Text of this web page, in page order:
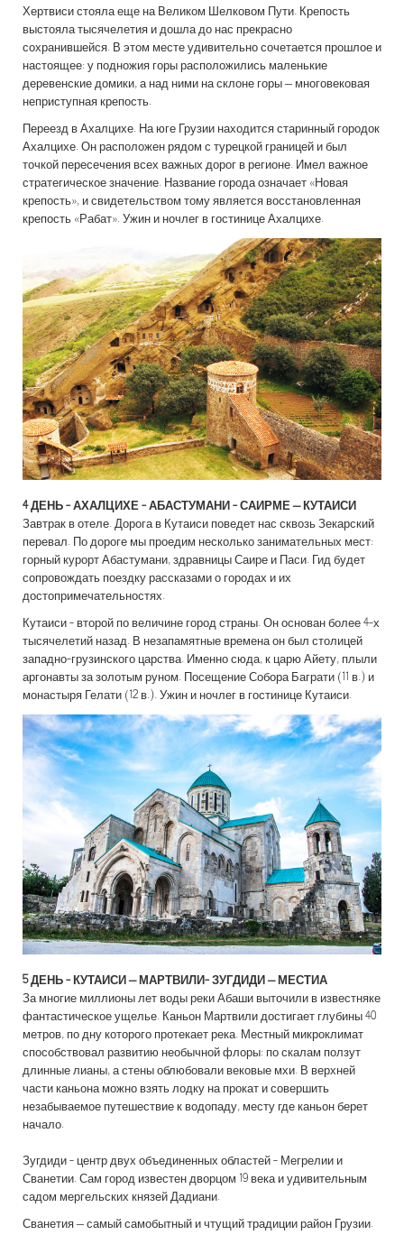
Хертвиси стояла еще на Великом Шелковом Пути. Крепость
выстояла тысячелетия и дошла до нас прекрасно
сохранившейся. В этом месте удивительно сочетается прошлое и
настоящее: у подножия горы расположились маленькие
деревенские домики, а над ними на склоне горы – многовековая
неприступная крепость.
Переезд в Ахалцихе. На юге Грузии находится старинный городок
Ахалцихе. Он расположен рядом с турецкой границей и был
точкой пересечения всех важных дорог в регионе. Имел важное
стратегическое значение. Название города означает «Новая
крепость», и свидетельством тому является восстановленная
крепость «Рабат». Ужин и ночлег в гостинице Ахалцихе.
4 ДЕНЬ -АХАЛЦИХЕ - АБАСТУМАНИ - САИРМЕ – КУТАИСИ
Завтрак в отеле. Дорога в Кутаиси поведет нас сквозь Зекарский
перевал. По дороге мы проедим несколько занимательных мест:
горный курорт Абастумани, здравницы Саире и Паси. Гид будет
сопровождать поездку рассказами о городах и их
достопримечательностях.
Кутаиси - второй по величине город страны. Он основан более 4-х
тысячелетий назад. В незапамятные времена он был столицей
западно-грузинского царства. Именно сюда, к царю Айету, плыли
аргонавты за золотым руном. Посещение Собора Баграти (11 в.) и
монастыря Гелати (12 в.). Ужин и ночлег в гостинице Кутаиси.
5 ДЕНЬ - КУТАИСИ – МАРТВИЛИ- ЗУГДИДИ – МЕСТИА
За многие миллионы лет воды реки Абаши выточили в известняке
фантастическое ущелье. Каньон Мартвили достигает глубины 40
метров, по дну которого протекает река. Местный микроклимат
способствовал развитию необычной флоры: по скалам ползут
длинные лианы, а стены облюбовали вековые мхи. В верхней
части каньона можно взять лодку на прокат и совершить
незабываемое путешествие к водопаду, месту где каньон берет
начало.
Зугдиди - центр двух объединенных областей - Мегрелии и
Сванетии. Сам город известен дворцом 19 века и удивительным
садом мергельских князей Дадиани.
Сванетия – самый самобытный и чтущий традиции район Грузии.